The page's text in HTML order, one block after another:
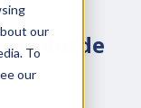
our
To
our
desde